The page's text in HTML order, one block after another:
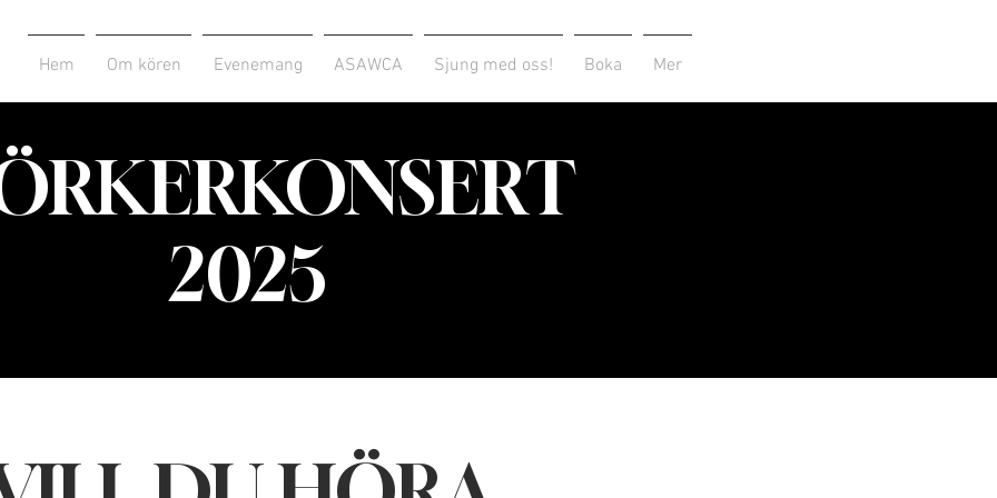
Hem Om kören Evenemang ASAWCA Sjung med oss! Boka Mer
2025